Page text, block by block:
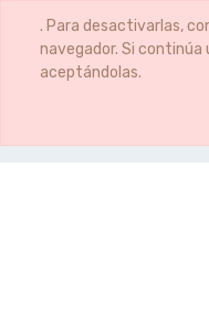
. Para desactivarlas,
navegador. Si
aceptándolas.
CANDELERO